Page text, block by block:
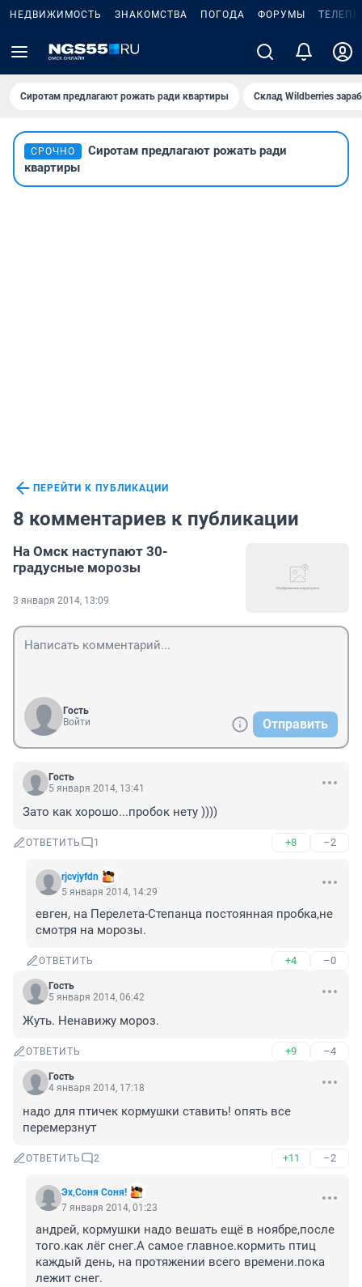
НЕДВИЖИМОСТЬ ЗНАКОМСТВА ПОГОДА ФОРУМЫ
Сиротам предлагают рожать ради квартиры Склад Wildberries
СРОЧНО
Сиротам предлагают рожать ради
квартиры
ПЕРЕЙТИ К ПУБЛИКАЦИИ
8 комментариев к публикации
На Омск наступают 30-
градусные морозы
3 января 2014, 13:09
Гость
Войти
Отправить
Гость
5 января 2014, 13:41
Зато как хорошо...пробок нету ))))
ОТВЕТИТЬ 1 +8 –2
rjcvjyfdn
5 января 2014, 14:29
евген, на Перелета-Степанца постоянная пробка,не
смотря на морозы.
ОТВЕТИТЬ +4 –0
Гость
5 января 2014, 06:42
Жуть. Ненавижу мороз.
ОТВЕТИТЬ +9 –4
Гость
4 января 2014, 17:18
надо для птичек кормушки ставить! опять все
перемерзнут
ОТВЕТИТЬ 2 +11 –2
Эх,Соня Соня!
7 января 2014, 01:23
андрей, кормушки надо вешать ещё в ноябре,после
того.как лёг снег.А самое главное.кормить птиц
каждый день, на протяжении всего времени.пока
лежит снег.